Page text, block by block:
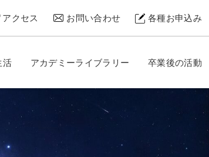
アクセス お問い合わせ 各種お申込み
活 アカデミーライブラリー 卒業後の活動